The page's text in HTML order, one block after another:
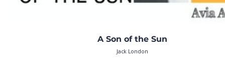
A Son of the Sun
Jack London